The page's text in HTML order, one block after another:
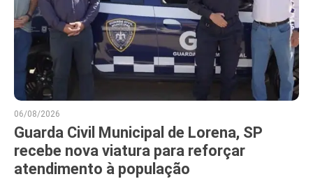
06/08/2026
Guarda Civil Municipal de Lorena, SP
recebe nova viatura para reforçar
atendimento à população